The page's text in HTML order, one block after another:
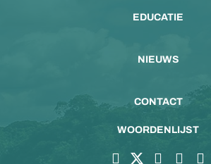
EDUCATIE
NIEUWS
CONTACT
WOORDENLIJST